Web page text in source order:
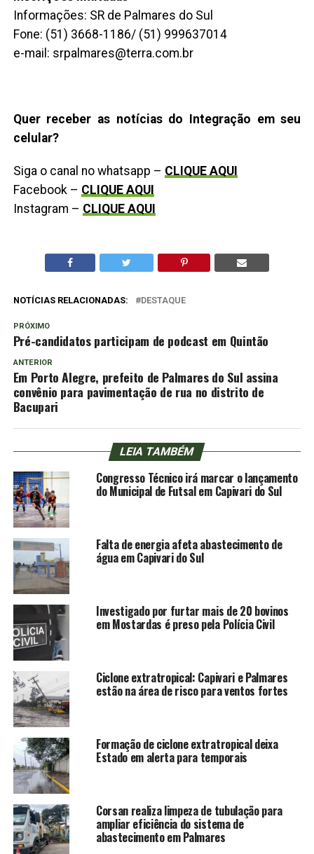
Informações: SR de Palmares do Sul
Fone: (51) 3668-1186/ (51) 999637014
e-mail: srpalmares@terra.com.br
Quer receber as notícias do Integração em seu
celular?
Siga o canal no whatsapp – CLIQUE AQUI
Facebook – CLIQUE AQUI
Instagram – CLIQUE AQUI
NOTÍCIAS RELACIONADAS: DESTAQUE
PRÓXIMO
Pré-candidatos participam de podcast em Quintão
ANTERIOR
Em Porto Alegre, prefeito de Palmares do Sul assina
convênio para pavimentação de rua no distrito de
Bacupari
LEIA TAMBÉM
Congresso Técnico irá marcar o lançamento
do Municipal de Futsal em Capivari do Sul
Falta de energia afeta abastecimento de
água em Capivari do Sul
Investigado por furtar mais de 20 bovinos
em Mostardas é preso pela Polícia Civil
Ciclone extratropical: Capivari e Palmares
estão na área de risco para ventos fortes
Formação de ciclone extratropical deixa
Estado em alerta para temporais
Corsan realiza limpeza de tubulação para
ampliar eficiência do sistema de
abastecimento em Palmares